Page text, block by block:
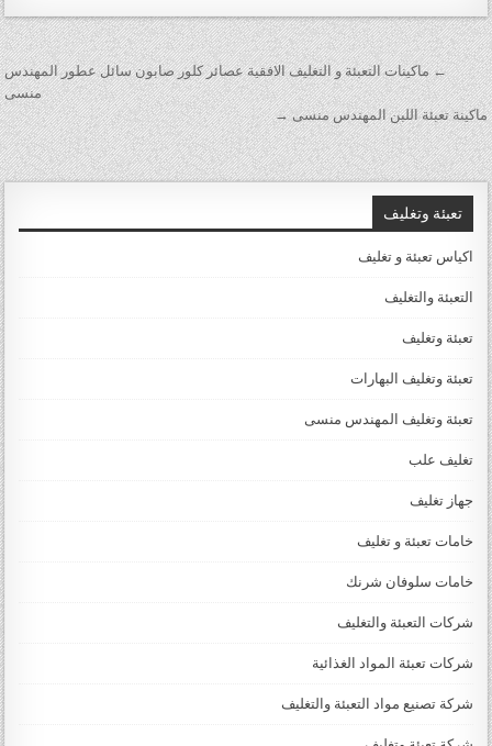
تصفّح المقالات
← ماكينات التعبئة و التغليف الافقية عصائر كلور صابون سائل عطور المهندس
منسى
ماكينة تعبئة اللبن المهندس منسى →
تعبئة وتغليف
اكياس تعبئة و تغليف
التعبئة والتغليف
تعبئة وتغليف
تعبئة وتغليف البهارات
تعبئة وتغليف المهندس منسى
تغليف علب
جهاز تغليف
خامات تعبئة و تغليف
خامات سلوفان شرنك
شركات التعبئة والتغليف
شركات تعبئة المواد الغذائية
شركة تصنيع مواد التعبئة والتغليف